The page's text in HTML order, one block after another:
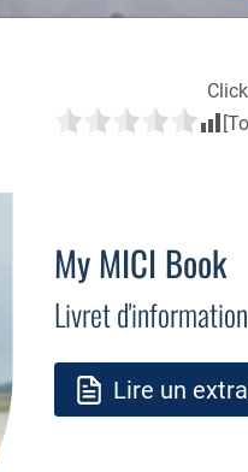
My MICI Book
Livret
Lire un